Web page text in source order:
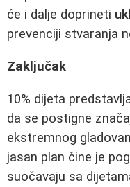
će i dalje doprineti
prevenciji stvaranja
Zaključak
10% dijeta
da se postigne
ekstremnog
jasan plan čine je
suočavaju sa